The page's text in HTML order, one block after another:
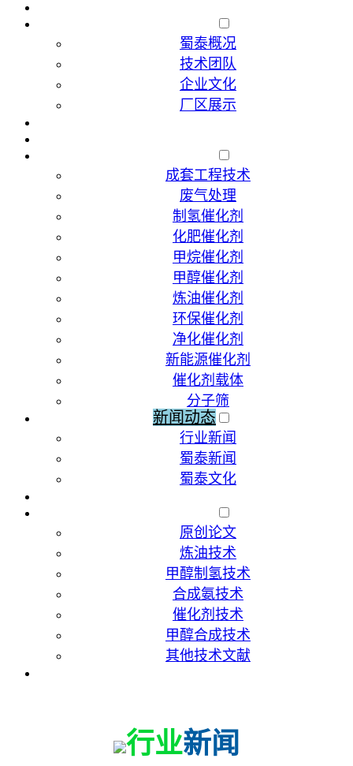
蜀泰概况
技术团队
企业文化
厂区展示
成套工程技术
废气处理
制氢催化剂
化肥催化剂
甲烷催化剂
甲醇催化剂
炼油催化剂
环保催化剂
净化催化剂
新能源催化剂
催化剂载体
分子筛
新闻动态
行业新闻
蜀泰新闻
蜀泰文化
原创论文
炼油技术
甲醇制氢技术
合成氨技术
催化剂技术
甲醇合成技术
其他技术文献
行业新闻